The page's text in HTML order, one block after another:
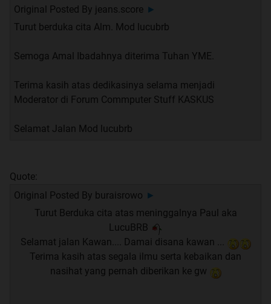
Original Posted By jeans.score ►
Turut berduka cita Alm. Mod lucubrb
Semoga Amal Ibadahnya diterima Tuhan YME.
Terima kasih atas dedikasinya selama menjadi
Moderator di Forum Commputer Stuff KASKUS
Selamat Jalan Mod lucubrb
Quote:
Original Posted By buraisrowo ►
Turut Berduka cita atas meninggalnya Paul aka
LucuBRB
Selamat jalan Kawan.... Damai disana kawan ...
Terima kasih atas segala ilmu serta kebaikan dan
nasihat yang pernah diberikan ke gw